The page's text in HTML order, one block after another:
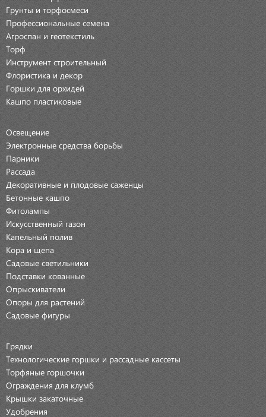
Грунты и торфосмеси
Профессиональные семена
Агроспан и геотекстиль
Торф
Инструмент строительный
Флористика и декор
Горшки для орхидей
Кашпо пластиковые
Освещение
Электронные средства борьбы
Парники
Рассада
Декоративные и плодовые саженцы
Бетонные кашпо
Фитолампы
Искусственный газон
Капельный полив
Кора и щепа
Садовые светильники
Подставки кованные
Опрыскиватели
Опоры для растений
Садовые фигуры
Грядки
Технологические горшки и рассадные кассеты
Торфяные горшочки
Ограждения для клумб
Крышки закаточные
Удобрения